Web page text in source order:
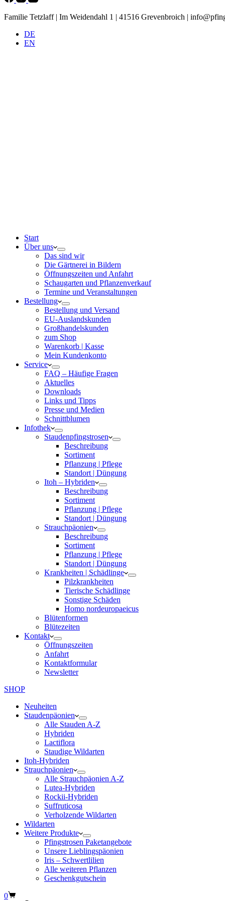
Familie Tetzlaff | Im Weidendahl 1 | 41516 Grevenbroich |
DE
EN
Start
Über uns
Das sind wir
Die Gärtnerei in Bildern
Öffnungszeiten und Anfahrt
Schaugarten und Pflanzenverkauf
Termine und Veranstaltungen
Bestellung
Bestellung und Versand
EU-Auslandskunden
Großhandelskunden
zum Shop
Warenkorb | Kasse
Mein Kundenkonto
Service
FAQ – Häufige Fragen
Aktuelles
Downloads
Links und Tipps
Presse und Medien
Schnittblumen
Infothek
Staudenpfingstrosen
Beschreibung
Sortiment
Pflanzung | Pflege
Standort | Düngung
Itoh – Hybriden
Beschreibung
Sortiment
Pflanzung | Pflege
Standort | Düngung
Strauchpäonien
Beschreibung
Sortiment
Pflanzung | Pflege
Standort | Düngung
Krankheiten | Schädlinge
Pilzkrankheiten
Tierische Schädlinge
Sonstige Schäden
Homo nordeuropaeicus
Blütenformen
Blütezeiten
Kontakt
Öffnungszeiten
Anfahrt
Kontaktformular
Newsletter
SHOP
Neuheiten
Staudenpäonien
Alle Stauden A-Z
Hybriden
Lactiflora
Staudige Wildarten
Itoh-Hybriden
Strauchpäonien
Alle Strauchpäonien A-Z
Lutea-Hybriden
Rockii-Hybriden
Suffruticosa
Verholzende Wildarten
Wildarten
Weitere Produkte
Pfingstrosen Paketangebote
Unsere Lieblingspäonien
Iris – Schwertlilien
Alle weiteren Pflanzen
Geschenkgutschein
Warenkorb
0